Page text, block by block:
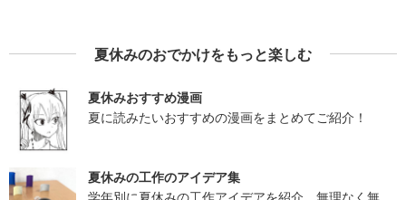
夏休みのおでかけをもっと楽しむ
夏休みおすすめ漫画
夏に読みたいおすすめの漫画をまとめてご紹介！
夏休みの工作のアイデア集